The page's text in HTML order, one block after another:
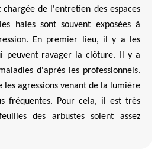
de l'entretien des espaces
haies sont souvent exposées à
En premier lieu, il y a les
peuvent ravager la clôture. Il y a
d'après les professionnels.
agressions venant de la lumière
fréquentes. Pour cela, il est très
des arbustes soient assez